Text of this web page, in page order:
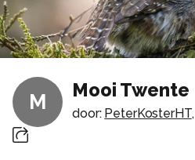
M
Mooi Twente
door: PeterKosterHT,